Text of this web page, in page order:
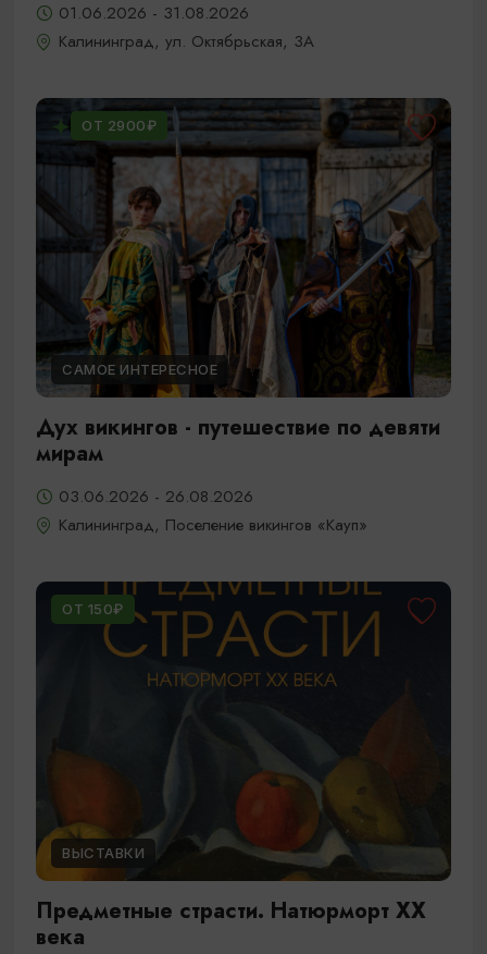
01.06.2026 - 31.08.2026
Калининград, ул. Октябрьская, 3А
ОТ 2900₽
САМОЕ ИНТЕРЕСНОЕ
Дух викингов - путешествие по девяти
мирам
03.06.2026 - 26.08.2026
Калининград, Поселение викингов «Кауп»
ОТ 150₽
ВЫСТАВКИ
Предметные страсти. Натюрморт XX
века